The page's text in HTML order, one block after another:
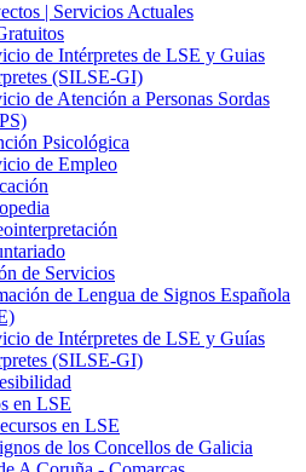
| Servicios Actuales
de Intérpretes de LSE y Guias
(SILSE-GI)
de Atención a Personas Sordas
Psicológica
de Empleo
de Servicios
de Lengua de Signos Española
de Intérpretes de LSE y Guías
(SILSE-GI)
en LSE
en LSE
de los Concellos de Galicia